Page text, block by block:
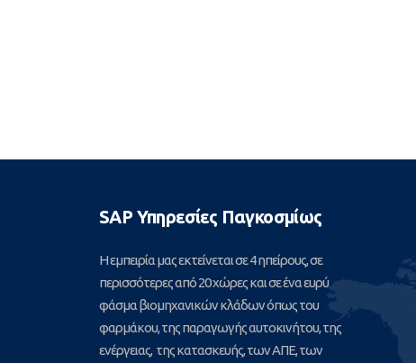
SAP Υπηρεσίες Παγκοσμίως
Η εμπειρία μας εκτείνεται σε 4 ηπείρους, σε
περισσότερες από 20 χώρες και σε ένα ευρύ
φάσμα βιομηχανικών κλάδων όπως του
φαρμάκου, της παραγωγής αυτοκινήτου, της
ενέργειας, της κατασκευής, των ΑΠΕ, των